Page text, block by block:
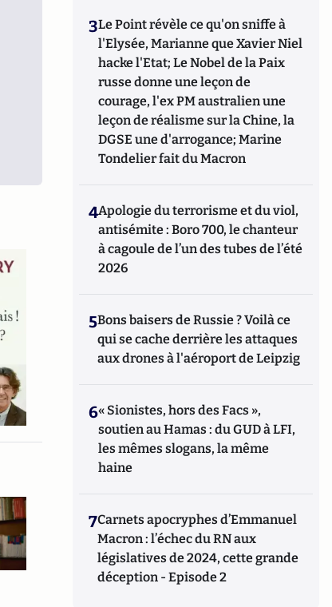
3Le Point révèle ce qu'on sniffe à
l'Elysée, Marianne que Xavier Niel
hacke l'Etat; Le Nobel de la Paix
russe donne une leçon de
courage, l'ex PM australien une
leçon de réalisme sur la Chine, la
DGSE une d'arrogance; Marine
Tondelier fait du Macron
4Apologie du terrorisme et du viol,
antisémite : Boro 700, le chanteur
à cagoule de l’un des tubes de l’été
2026
5Bons baisers de Russie ? Voilà ce
qui se cache derrière les attaques
aux drones à l'aéroport de Leipzig
6« Sionistes, hors des Facs »,
soutien au Hamas : du GUD à LFI,
les mêmes slogans, la même
haine
7Carnets apocryphes d’Emmanuel
Macron : l’échec du RN aux
législatives de 2024, cette grande
déception - Episode 2